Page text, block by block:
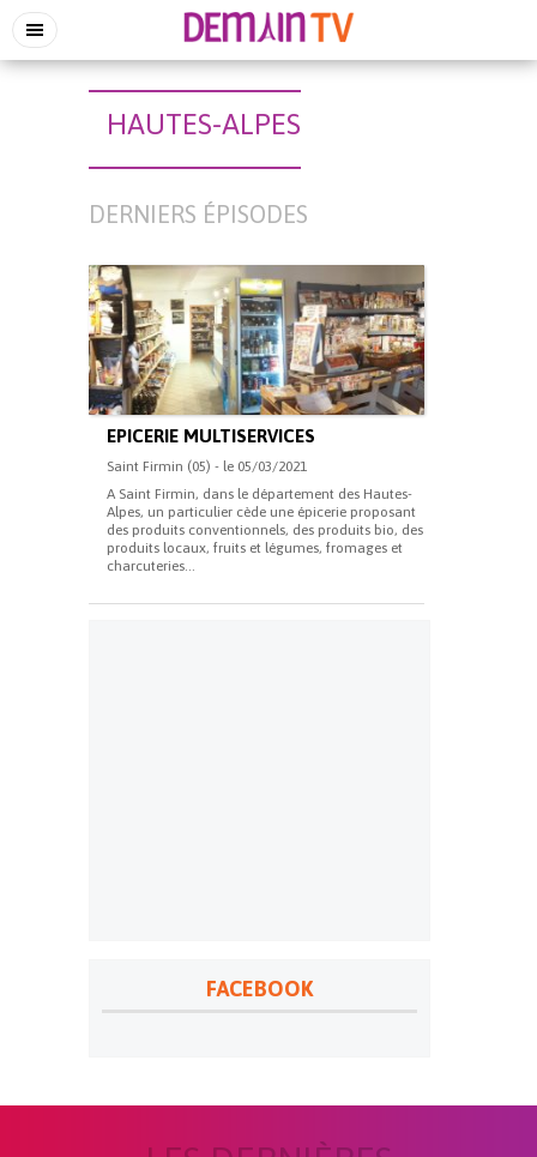
HAUTES-ALPES
DERNIERS ÉPISODES
EPICERIE MULTISERVICES
Saint Firmin (05) - le 05/03/2021
A Saint Firmin, dans le département des Hautes-
Alpes, un particulier cède une épicerie proposant
des produits conventionnels, des produits bio, des
produits locaux, fruits et légumes, fromages et
charcuteries...
FACEBOOK